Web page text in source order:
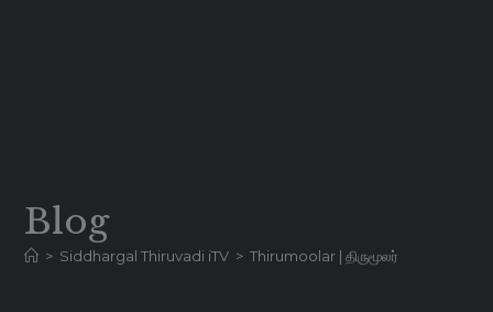
Blog
> Siddhargal Thiruvadi iTV > Thirumoolar | திருமூலர்